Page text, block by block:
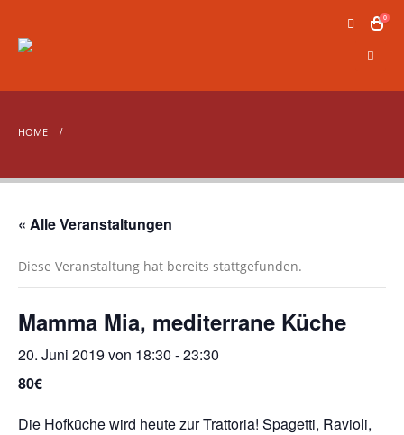
0
HOME
« Alle Veranstaltungen
Diese Veranstaltung hat bereits stattgefunden.
Mamma Mia, mediterrane Küche
20. Juni 2019 von 18:30 -23:30
80€
Die Hofküche wird heute zur Trattoria! Spagetti, Ravioli,